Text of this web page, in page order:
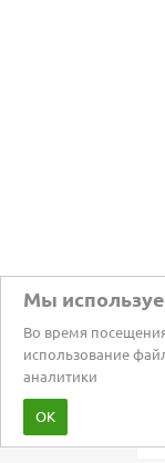
Мы
Во время
использование
аналитики
ОК